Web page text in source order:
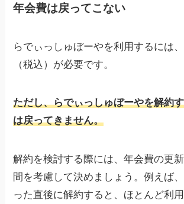
年会費は戻ってこない
らでぃっしゅぼーやを利用するには
（税込）が必要です。
ただし、らでぃっしゅぼーやを解約
は戻ってきません。
解約を検討する際には、年会費の更
間を考慮して決めましょう。例えば
った直後に解約すると、ほとんど利